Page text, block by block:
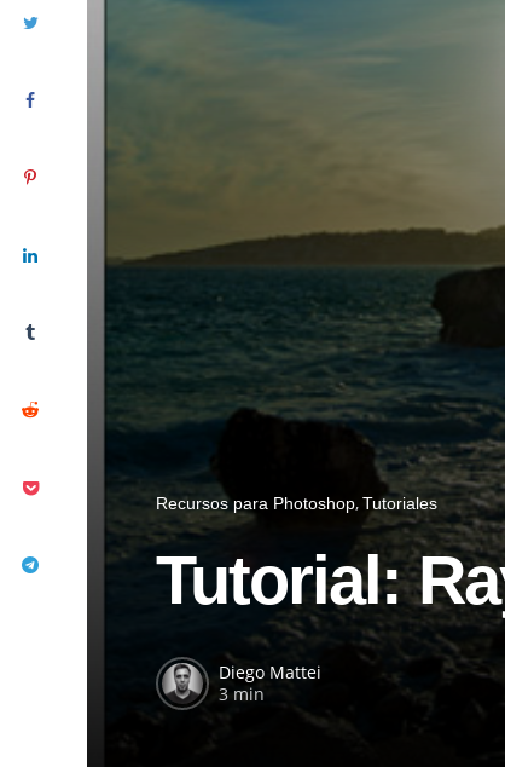
Recursos para Photoshop Tutoriales
Tutorial:
Diego Mattei
3 min